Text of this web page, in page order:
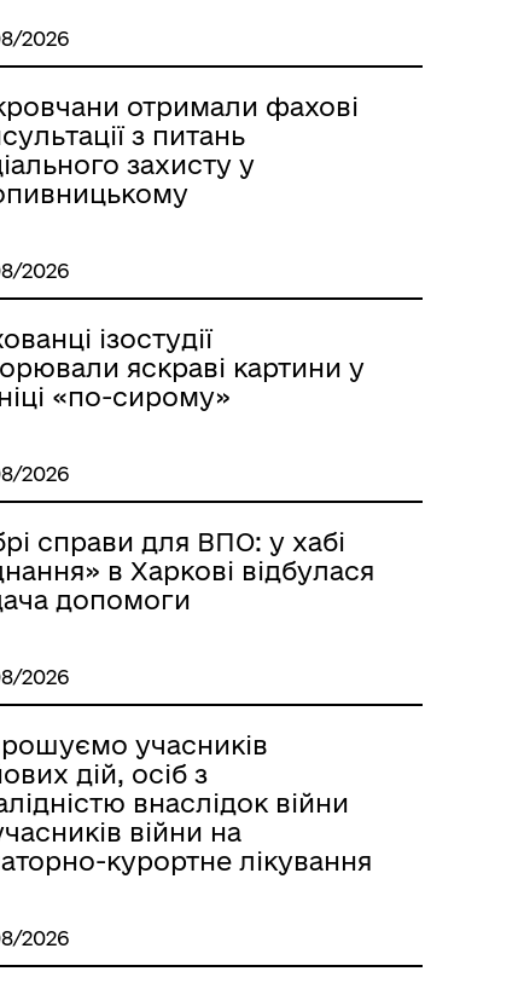
2026
отримали фахові
з питань
захисту у
2026
ізостудії
яскраві картини у
«по-сирому»
2026
справи для ВПО: у хабі
в Харкові відбулася
допомоги
2026
учасників
дій, осіб з
внаслідок війни
війни на
курортне лікування
2026